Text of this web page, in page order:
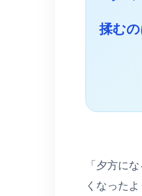
揉む
「夕方に
くなったよ